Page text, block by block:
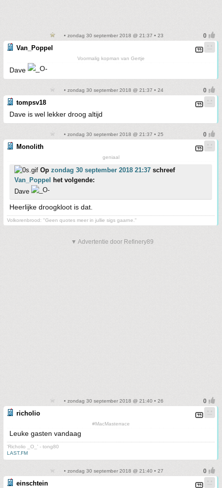
• zondag 30 september 2018 @ 21:37 • 23
Van_Poppel
Voormalig kopman van Gertje
Dave
• zondag 30 september 2018 @ 21:37 • 24
tompsv18
Dave is wel lekker droog altijd
• zondag 30 september 2018 @ 21:37 • 25
Monolith
geniaal
Op zondag 30 september 2018 21:37 schreef
Van_Poppel
het volgende:
Dave
Heerlijke droogkloot is dat.
Volkorenbrood: "Geen quotes meer in jullie sigs gaarne."
▼ Advertentie door Refinery89
• zondag 30 september 2018 @ 21:40 • 26
richolio
#MacMasterrace
Leuke gasten vandaag
'Richolio _O_' - tong80
LAST.FM
• zondag 30 september 2018 @ 21:40 • 27
einschtein